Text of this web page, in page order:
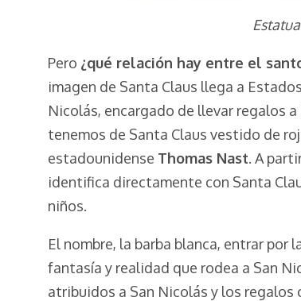
Pero ¿qué relación hay entre el
imagen de Santa Claus llega a
Nicolás, encargado de llevar regalos
tenemos de Santa Claus vestido de
estadounidense Thomas Nast. A
identifica directamente con Santa
niños.
El nombre, la barba blanca, entrar
fantasía y realidad que rodea a San
atribuidos a San Nicolás y los regalos